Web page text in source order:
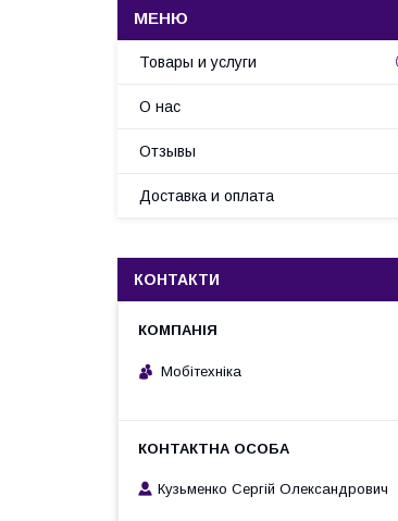
Товары и услуги
О нас
Отзывы
Доставка и оплата
КОНТАКТИ
Мобітехніка
Кузьменко Сергій Олександрович